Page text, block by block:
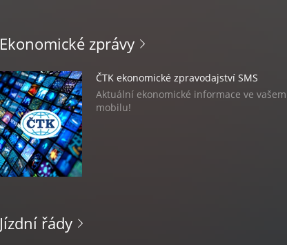
Ekonomické zprávy
ČTK ekonomické zpravodajství SMS
Aktuální ekonomické informace ve vašem
mobilu!
Jízdní řády